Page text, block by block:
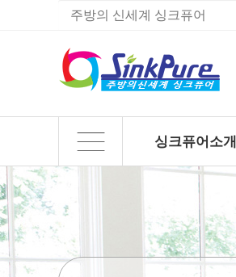
싱크퓨어소개
하위분류